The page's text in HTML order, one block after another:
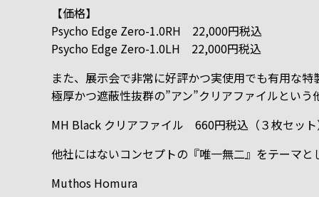
【価格】
Psycho Edge Zero-1.0RH 22,000円税込
Psycho Edge Zero-1.0LH 22,000円税込
また、展示会で非常に好評かつ実使用でも有用な
極厚かつ遮蔽性抜群の”アン”クリアファイルという
MH Black クリアファイル 660円税込（３枚セット
他社にはないコンセプトの『唯一無二』をテーマと
Muthos Homura